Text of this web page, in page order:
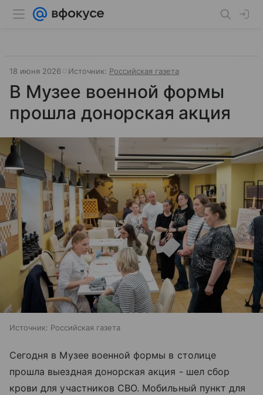
18 июня 2026 Источник: Российская газета
В Музее военной формы
прошла донорская акция
Источник: Российская газета
Сегодня в Музее военной формы в столице
прошла выездная донорская акция - шел сбор
крови для участников СВО. Мобильный пункт для